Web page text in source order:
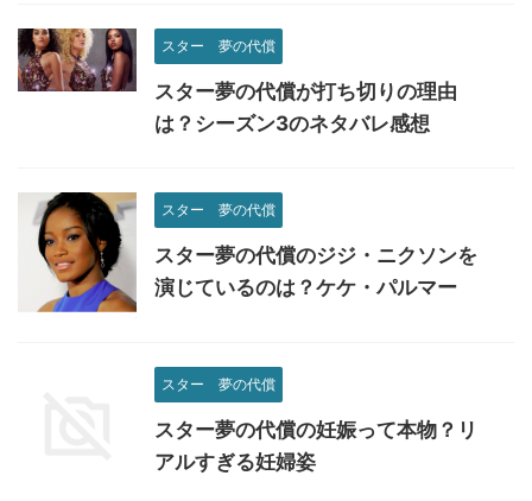
スター 夢の代償
スター夢の代償が打ち切りの理由
は？シーズン3のネタバレ感想
スター 夢の代償
スター夢の代償のジジ・ニクソンを
演じているのは？ケケ・パルマー
スター 夢の代償
スター夢の代償の妊娠って本物？リ
アルすぎる妊婦姿